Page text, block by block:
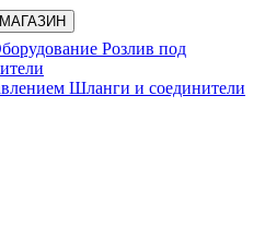
МАГАЗИН
Розлив под
Шланги и соединители